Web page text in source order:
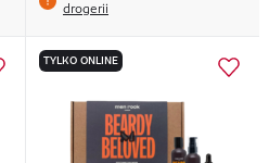
drogerii
TYLKO ONLINE